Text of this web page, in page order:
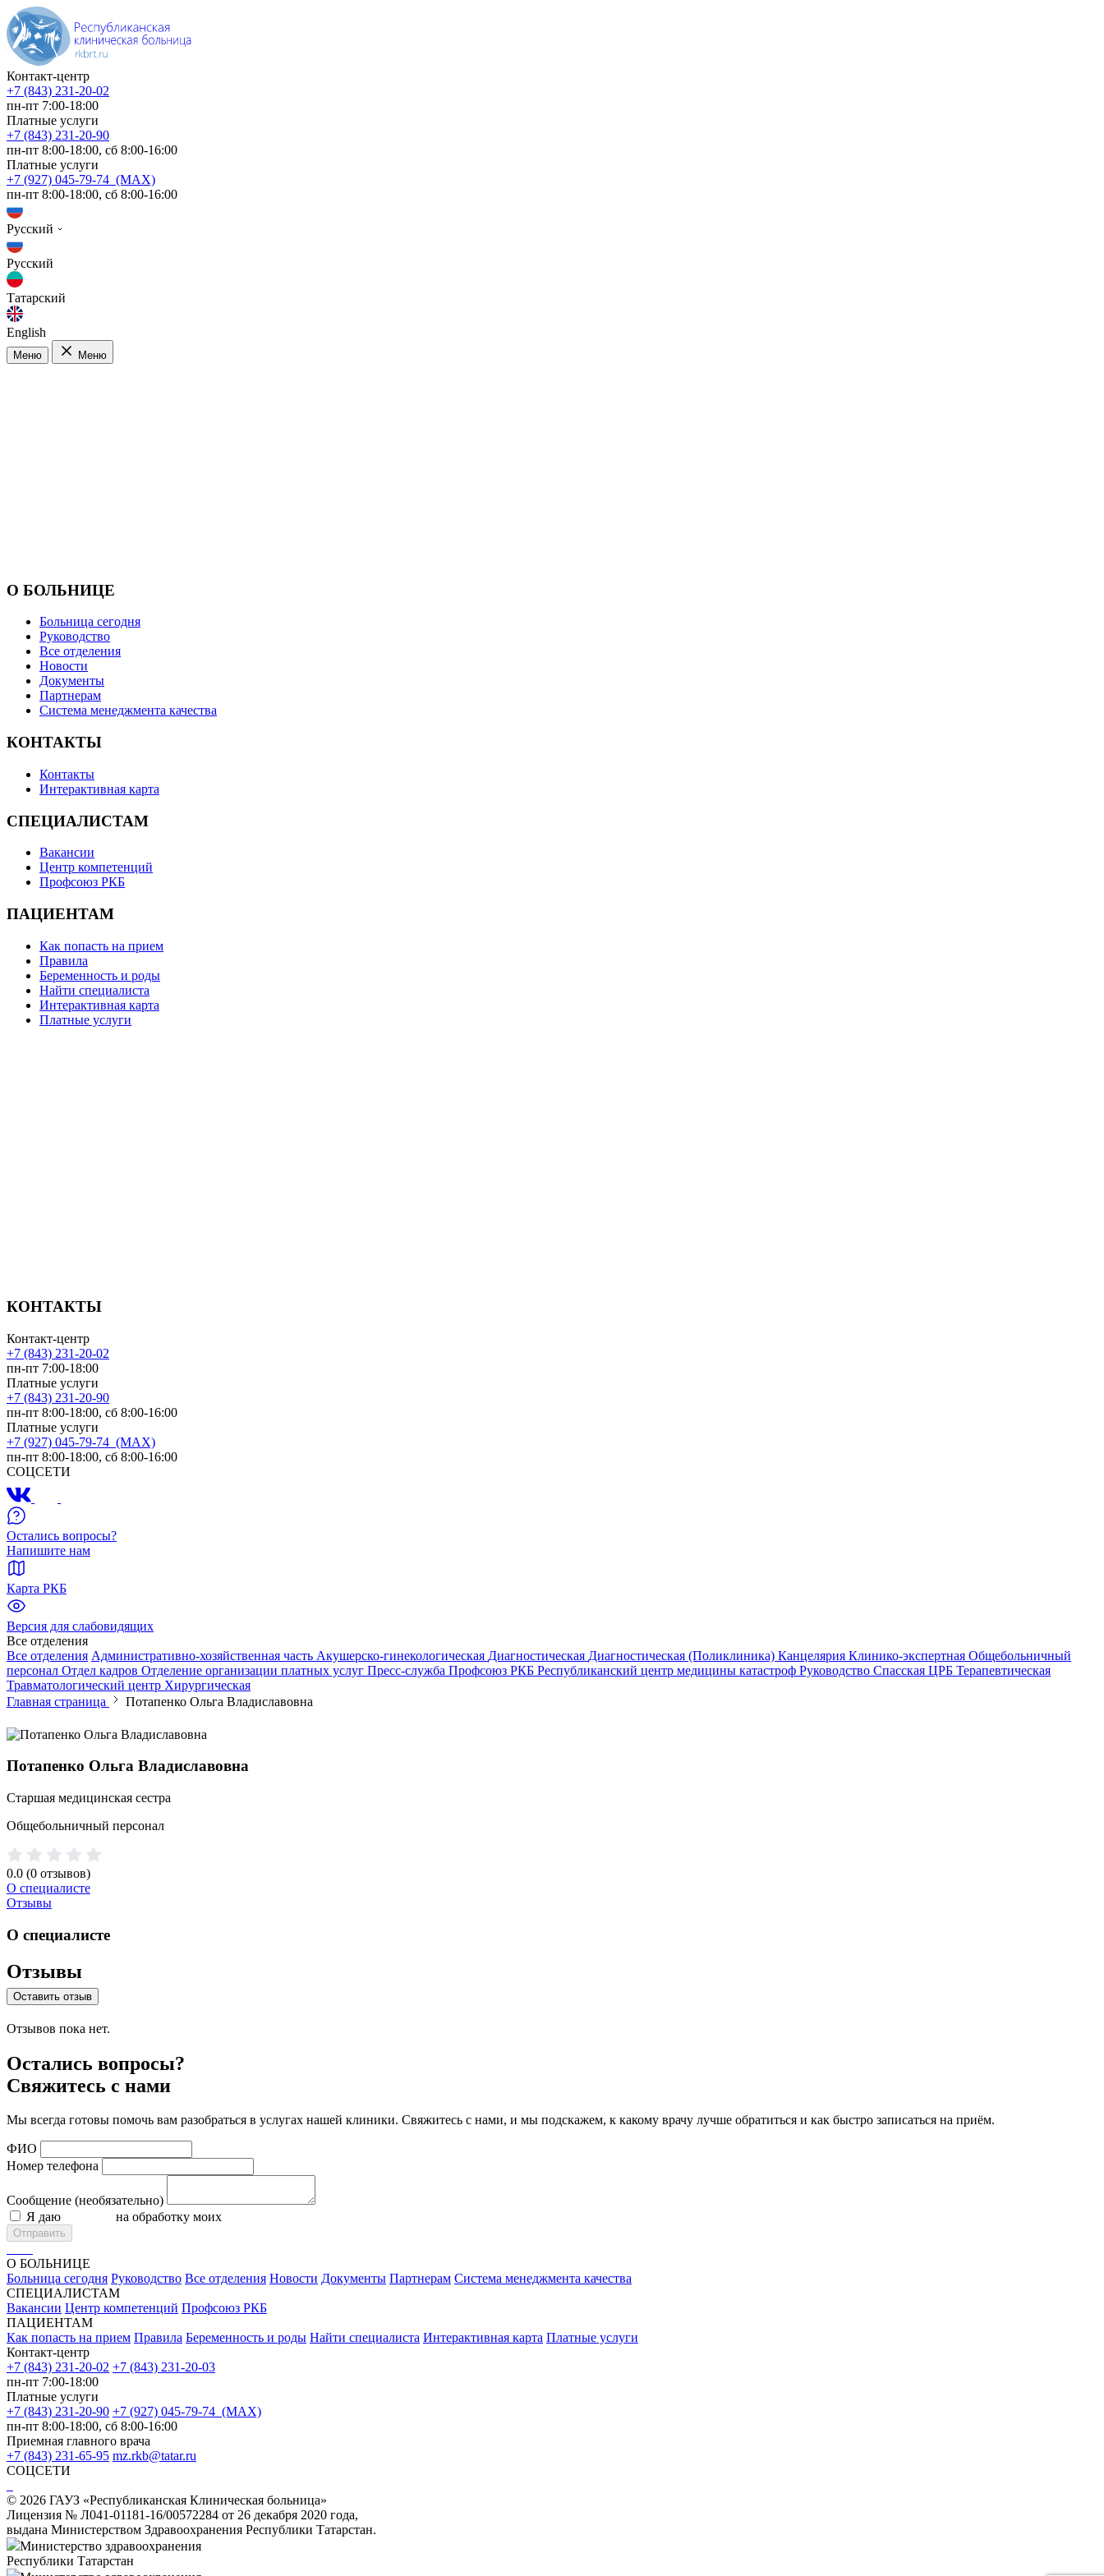
Контакт-центр
+7 (843) 231-20-02
пн-пт 7:00-18:00
Платные услуги
+7 (843) 231-20-90
пн-пт 8:00-18:00, сб 8:00-16:00
Платные услуги
+7 (927) 045-79-74 (MAX)
пн-пт 8:00-18:00, сб 8:00-16:00
Русский
Русский
Татарский
English
Меню Меню
О БОЛЬНИЦЕ
Больница сегодня
Руководство
Все отделения
Новости
Документы
Партнерам
Система менеджмента качества
КОНТАКТЫ
Контакты
Интерактивная карта
СПЕЦИАЛИСТАМ
Вакансии
Центр компетенций
Профсоюз РКБ
ПАЦИЕНТАМ
Как попасть на прием
Правила
Беременность и роды
Найти специалиста
Интерактивная карта
Платные услуги
КОНТАКТЫ
Контакт-центр
+7 (843) 231-20-02
пн-пт 7:00-18:00
Платные услуги
+7 (843) 231-20-90
пн-пт 8:00-18:00, сб 8:00-16:00
Платные услуги
+7 (927) 045-79-74 (MAX)
пн-пт 8:00-18:00, сб 8:00-16:00
СОЦСЕТИ
Остались вопросы?
Напишите нам
Карта РКБ
Версия для слабовидящих
Все отделения
Все отделения Административно-хозяйственная часть Акушерско-гинекологическая Диагностическая Диагностическая (Поликлиника) Канцелярия Клинико-экспертная Общебольничный
персонал Отдел кадров Отделение организации платных услуг Пресс-служба Профсоюз РКБ Республиканский центр медицины катастроф Руководство Спасская ЦРБ Терапевтическая
Травматологический центр Хирургическая
Главная страница
Потапенко Ольга Владиславовна
Потапенко Ольга Владиславовна
Старшая медицинская сестра
Общебольничный персонал
0.0 (0 отзывов)
О специалисте
Отзывы
О специалисте
Отзывы
Оставить отзыв
Отзывов пока нет.
Остались вопросы?
Свяжитесь с нами
Мы всегда готовы помочь вам разобраться в услугах нашей клиники. Свяжитесь с нами, и мы подскажем, к какому врачу лучше обратиться и как быстро записаться на приём.
ФИО
Номер телефона
Сообщение (необязательно)
Я даю
на обработку моих
Отправить
О БОЛЬНИЦЕ
Больница сегодня Руководство Все отделения Новости Документы Партнерам Система менеджмента качества
СПЕЦИАЛИСТАМ
Вакансии Центр компетенций Профсоюз РКБ
ПАЦИЕНТАМ
Как попасть на прием Правила Беременность и роды Найти специалиста Интерактивная карта Платные услуги
Контакт-центр
+7 (843) 231-20-02 +7 (843) 231-20-03
пн-пт 7:00-18:00
Платные услуги
+7 (843) 231-20-90 +7 (927) 045-79-74 (MAX)
пн-пт 8:00-18:00, сб 8:00-16:00
Приемная главного врача
+7 (843) 231-65-95 mz.rkb@tatar.ru
СОЦСЕТИ
© 2026 ГАУЗ «Республиканская Клиническая больница»
Лицензия № Л041-01181-16/00572284 от 26 декабря 2020 года,
выдана Министерством Здравоохранения Республики Татарстан.
Министерство здравоохранения
Республики Татарстан